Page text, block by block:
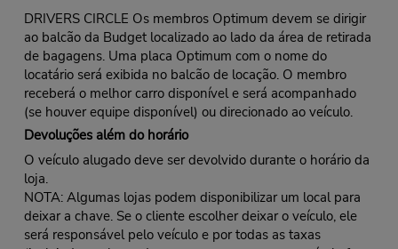
DRIVERS CIRCLE Os membros Optimum devem se dirigir
ao balcão da Budget localizado ao lado da área de retirada
de bagagens. Uma placa Optimum com o nome do
locatário será exibida no balcão de locação. O membro
receberá o melhor carro disponível e será acompanhado
(se houver equipe disponível) ou direcionado ao veículo.
Devoluções além do horário
O veículo alugado deve ser devolvido durante o horário da
loja.
NOTA: Algumas lojas podem disponibilizar um local para
deixar a chave. Se o cliente escolher deixar o veículo, ele
será responsável pelo veículo e por todas as taxas